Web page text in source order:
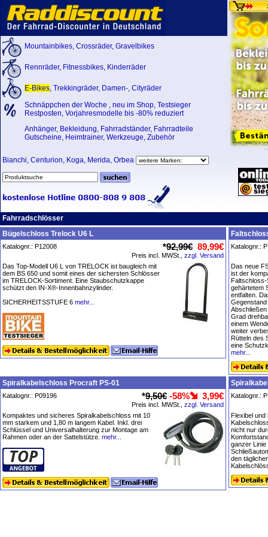
Mountainbikes, Crossräder, Gravelbikes
Rennräder, Fitnessbikes, Kinderräder
E-Bikes, Trekkingräder, Damen-, Cityräder
Schnäppchen der Woche , neu im Shop, Testsieger
Restposten, Vorjahresmodelle bis -80% reduziert
Anhänger, Bekleidung, Fahrradständer, Fahrradteile
Gutscheine, Heimtrainer, Werkzeuge, Zubehör
Bianchi, Centurion, Koga, Merida, Orbea
Fahrradschlösser
Bügelschloss Trelock U6 L
Katalognr.: P12008 *92,99€ 89,99€
Preis incl. MWSt., zzgl. Versand
Das Top-Modell U6 L von TRELOCK ist baugleich mit
dem BS 650 und somit eines der sichersten Schlösser
im TRELOCK-Sortiment. Eine Staubschutzkappe
schützt den IN-X®-Innenbahnzylinder.
SICHERHEITSSTUFE 6 mehr...
Katalognr.:
Das neue
ist der
Faltschloss-
gehärtetem
entfalten.
Grad
einem
weiter
Rütteln des
eine
mehr...
Spiralkabelschloss Procraft PS-01
Katalognr.: P09196 *9,50€ -58% 3,99€
Preis incl. MWSt., zzgl. Versand
Kompaktes und sicheres Spiralkabelschloss mit 10
mm starkem und 1,80 m langem Kabel. Inkl. drei
Schlüssel und Universalhalterung zur Montage am
Rahmen oder an der Sattelstütze. mehr...
Katalognr.:
Flexibel und
nicht nur
ganzer
den